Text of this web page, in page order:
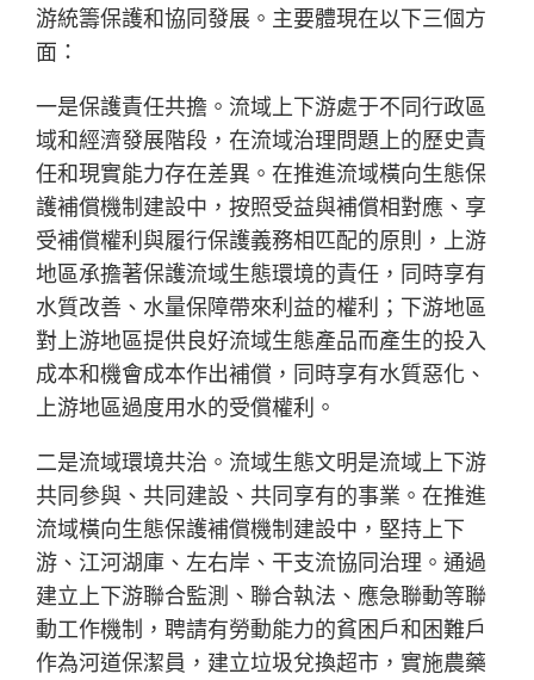
游統籌保護和協同發展。主要體現在以下三個方
面：
一是保護責任共擔。流域上下游處于不同行政區
域和經濟發展階段，在流域治理問題上的歷史責
任和現實能力存在差異。在推進流域橫向生態保
護補償機制建設中，按照受益與補償相對應、享
受補償權利與履行保護義務相匹配的原則，上游
地區承擔著保護流域生態環境的責任，同時享有
水質改善、水量保障帶來利益的權利；下游地區
對上游地區提供良好流域生態產品而產生的投入
成本和機會成本作出補償，同時享有水質惡化、
上游地區過度用水的受償權利。
二是流域環境共治。流域生態文明是流域上下游
共同參與、共同建設、共同享有的事業。在推進
流域橫向生態保護補償機制建設中，堅持上下
游、江河湖庫、左右岸、干支流協同治理。通過
建立上下游聯合監測、聯合執法、應急聯動等聯
動工作機制，聘請有勞動能力的貧困戶和困難戶
作為河道保潔員，建立垃圾兌換超市，實施農藥